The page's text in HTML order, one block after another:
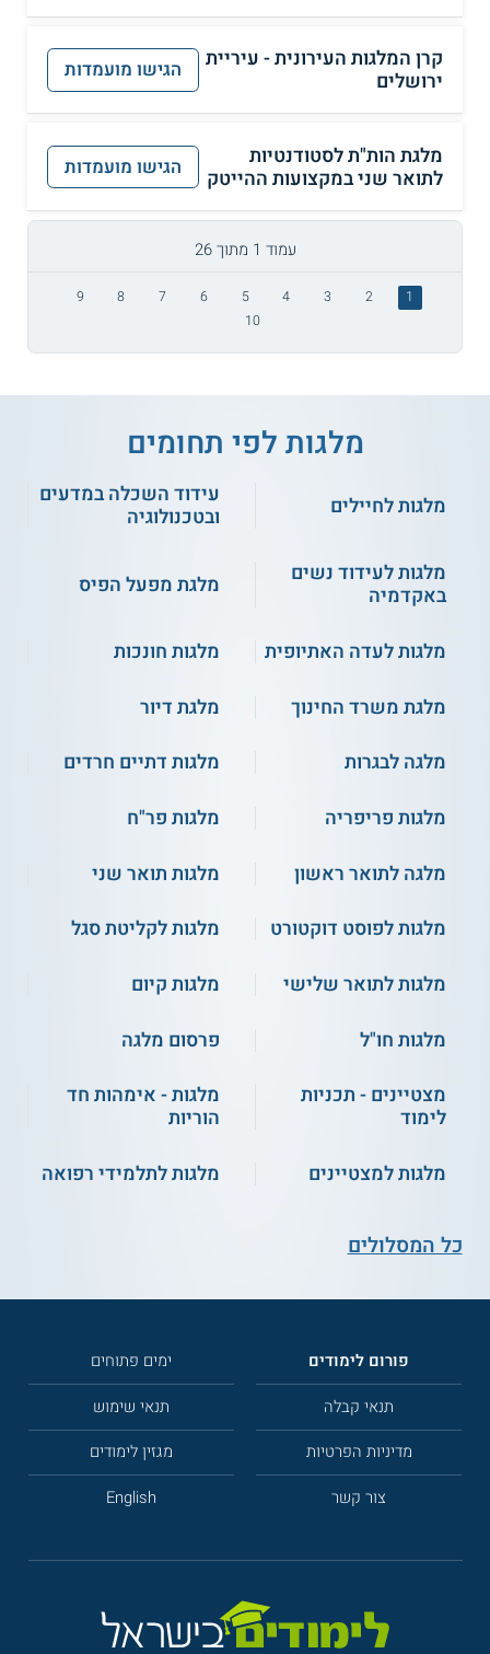
קרן המלגות העירונית - עיריית
ירושלים
הגישו מועמדות
מלגת הות"ת לסטודנטיות
לתואר שני במקצועות ההייטק
הגישו מועמדות
עמוד 1 מתוך 26
1
2
3
4
5
6
7
8
9
10
מלגות לפי תחומים
מלגות לחיילים
עידוד השכלה במדעים
ובטכנולוגיה
מלגות לעידוד נשים
באקדמיה
מלגת מפעל הפיס
מלגות לעדה האתיופית
מלגות חונכות
מלגת משרד החינוך
מלגת דיור
מלגה לבגרות
מלגות דתיים חרדים
מלגות פריפריה
מלגות פר"ח
מלגה לתואר ראשון
מלגות תואר שני
מלגות לפוסט דוקטורט
מלגות לקליטת סגל
מלגות לתואר שלישי
מלגות קיום
מלגות חו"ל
פרסום מלגה
מצטיינים - תכניות
לימוד
מלגות - אימהות חד
הוריות
מלגות למצטיינים
מלגות לתלמידי רפואה
כל המסלולים
פורום לימודים
ימים פתוחים
תנאי קבלה
תנאי שימוש
מדיניות הפרטיות
מגזין לימודים
צור קשר
English